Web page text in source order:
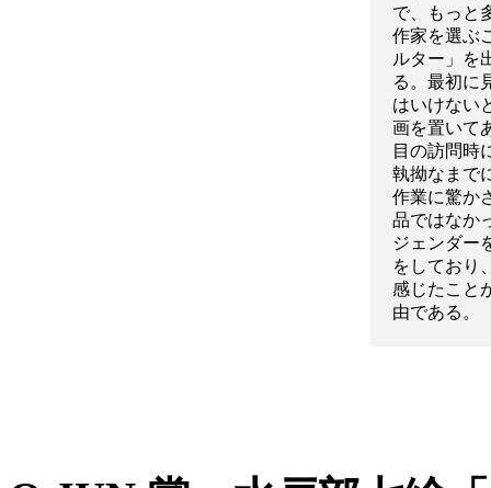
で、もっと
作家を選ぶ
ルター」を
る。最初に
はいけない
画を置いて
目の訪問時
執拗なまで
作業に驚か
品ではなか
ジェンダー
をしており
感じたこと
由である。